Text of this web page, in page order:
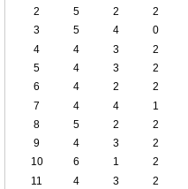
2
5 2 2
3
5 4 0
4
4 3 2
5
4 3 2
6
4 2 2
7
4 4 1
8
5 2 2
9
4 3 2
10
6 1 2
11
4 3 2